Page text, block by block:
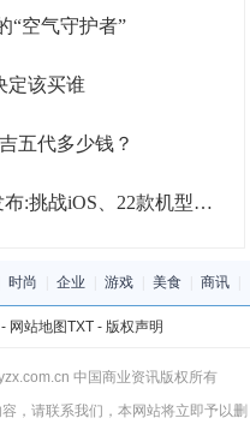
“空气守护者”
定该买谁
五代多少钱？
战iOS、22款机型首发
时尚 企业 游戏 美食 商讯
- 网站地图TXT- 版权声明
中国商业资讯版权所有
，请联系我们，本网站将立即予以删